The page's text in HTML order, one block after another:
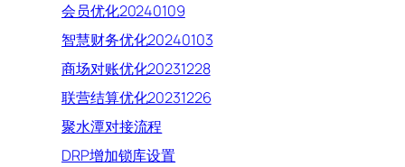
会员优化20240109
智慧财务优化20240103
商场对账优化20231228
联营结算优化20231226
聚水潭对接流程
DRP增加锁库设置